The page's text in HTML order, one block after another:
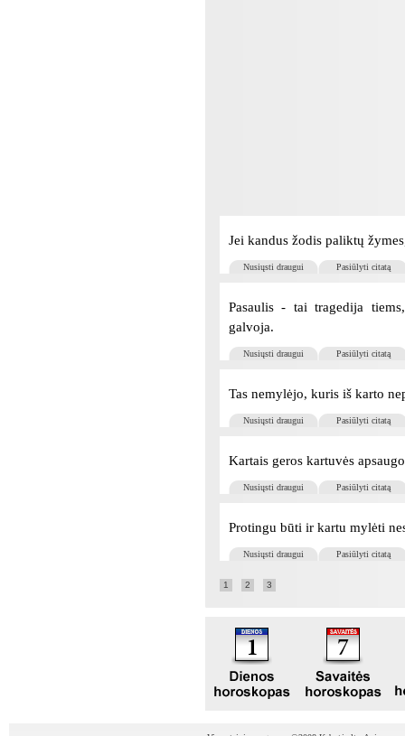
Jei kandus žodis paliktų
Nusiųsti draugui Pasiūlyti citatą
Pasaulis - tai tragedija
galvoja.
Nusiųsti draugui Pasiūlyti citatą
Tas nemylėjo, kuris iš karto
Nusiųsti draugui Pasiūlyti citatą
Kartais geros kartuvės
Nusiųsti draugui Pasiūlyti citatą
Protingu būti ir kartu mylėti
Nusiųsti draugui Pasiūlyti citatą
1 2 3